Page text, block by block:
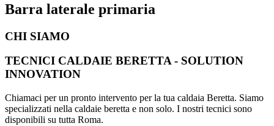
Barra laterale primaria
CHI SIAMO
TECNICI CALDAIE BERETTA - SOLUTION
INNOVATION
Chiamaci per un pronto intervento per la tua caldaia Beretta. Siamo
specializzati nella caldaie beretta e non solo. I nostri tecnici sono
disponibili su tutta Roma.